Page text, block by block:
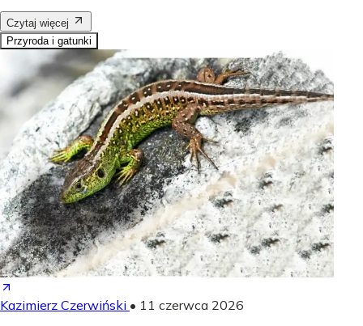
Czytaj więcej
Przyroda i gatunki
Kazimierz Czerwiński • 11 czerwca 2026